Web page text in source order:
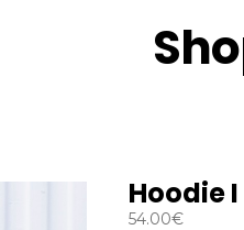
Hoodie I
54.00€